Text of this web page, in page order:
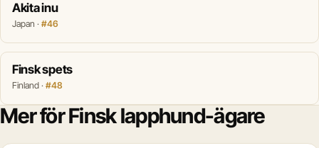
Akita inu
Japan · #46
Finsk spets
Finland · #48
Mer för Finsk lapphund-ägare